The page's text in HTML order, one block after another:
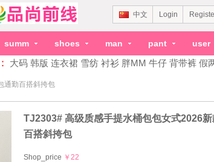
中文 Login
summ shoes man pant user
大码 韩版 连衣裙 雪纺 衬衫 胖MM 牛仔 背带裤 假
通勤百搭斜挎包
TJ2303# 高级质感手提水桶包包女式2026
百搭斜挎包
Shop_price ￥22